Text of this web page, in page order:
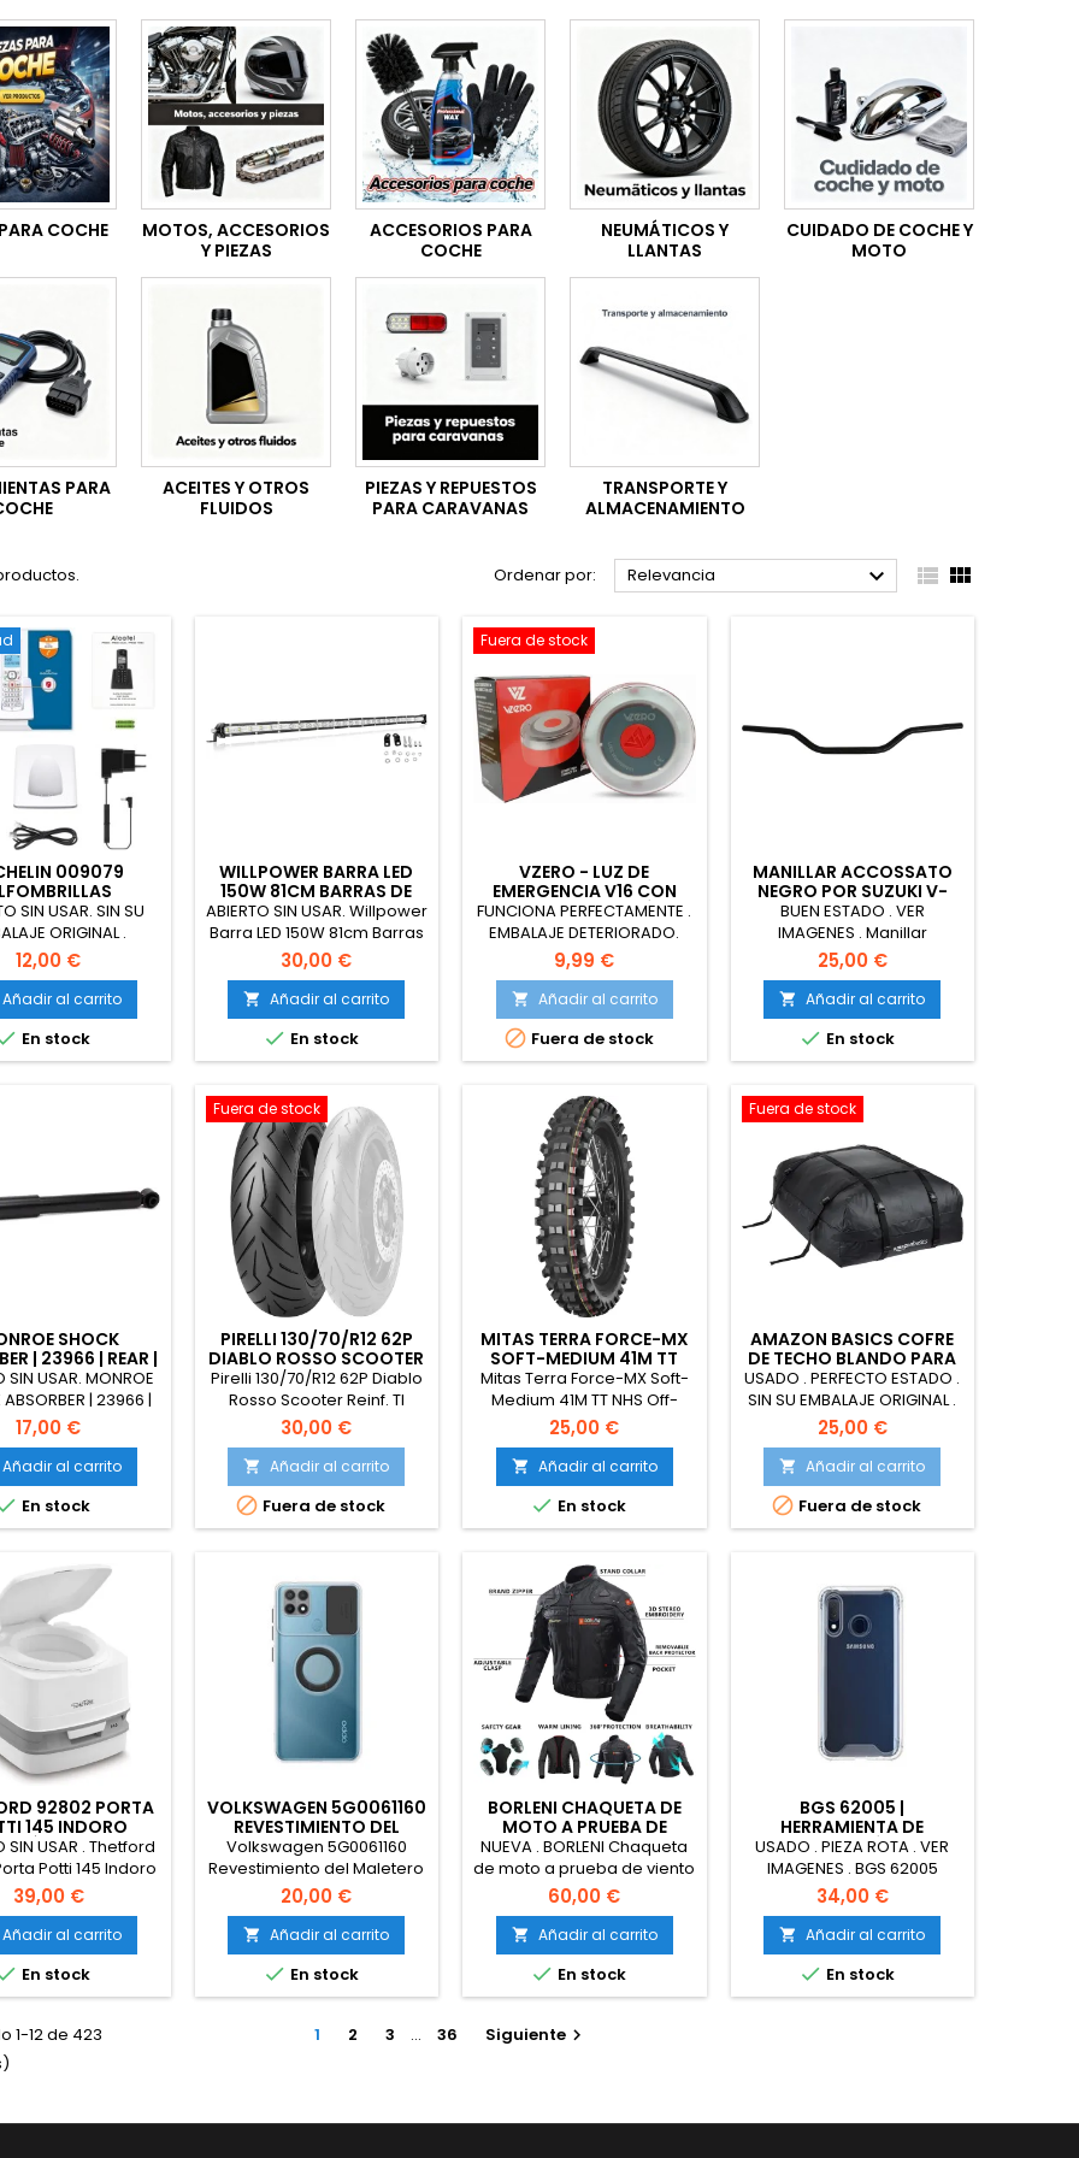
COCHE
MOTOS, ACCESORIOS
Y PIEZAS
ACCESORIOS PARA
COCHE
NEUMÁTICOS Y
LLANTAS
CUIDADO DE COCHE Y
MOTO
PARA
ACEITES Y OTROS
FLUIDOS
PIEZAS Y REPUESTOS
PARA CARAVANAS
TRANSPORTE Y
ALMACENAMIENTO
Ordenar por: Relevancia   
009079
NEGRO
SIN USAR. SIN SU
ORIGINAL .
009079 Alfombrillas
negro
12,00 €
Añadir al carrito
En stock
WILLPOWER BARRA LED
150W 81CM BARRAS DE
LUZ DE TRABAJO UNICA
FILA COMBINACIÓN
ABIERTO SIN USAR. Willpower
Barra LED 150W 81cm Barras
de Luz de Trabajo Unica Fila
Combinación de Punto
Inundación 12V 24V 6000K
Faro Led IP67 Impermeable
Foco Led Coches 4x4
Tractors Caminos Barcos
30,00 €
 Añadir al carrito
 En stock
Fuera de stock
VZERO - LUZ DE
EMERGENCIA V16 CON
GEOLOCALIZACIÓN
FUNCIONA PERFECTAMENTE .
EMBALAJE DETERIORADO.
VZero - Luz de Emergencia
V16 con Geolocalización,
Señal Homologada
Conectada con DGT 3.0,
Apta para 2026, Baliza para
Coche con eSIM Incluida,
candelas) y Sistema Eye
Protect
9,99 €
 Añadir al carrito
 Fuera de stock
MANILLAR ACCOSSATO
NEGRO POR SUZUKI V-
STROM 650
BUEN ESTADO . VER
IMAGENES . Manillar
Accossato Negro por Suzuki
V-strom 650, Curva Alta, en
aluminio, 22 mm de
diámetro
25,00 €
 Añadir al carrito
 En stock
SHOCK
| 23966 | REAR |
C2 2003-
OE-MATCHING
| SMOOTH RIDE &
CONTROL
SIN USAR. MONROE
| 23966 |
| FOR CITROËN C2
| OE-MATCHING
| SMOOTH RIDE &
CONTROL
17,00 €
Añadir al carrito
En stock
Fuera de stock
PIRELLI 130/70/R12 62P
DIABLO ROSSO SCOOTER
REINF. TL
Pirelli 130/70/R12 62P Diablo
Rosso Scooter Reinf. Tl
30,00 €
 Añadir al carrito
 Fuera de stock
MITAS TERRA FORCE-MX
SOFT-MEDIUM 41M TT
NHS OFF-ROAD FRONT
TIRE 70/100
Mitas Terra Force-MX Soft-
Medium 41M TT NHS Off-
Road Front Tire 70/100
[Clase de eficiencia
energética A+]
25,00 €
 Añadir al carrito
 En stock
Fuera de stock
AMAZON BASICS COFRE
DE TECHO BLANDO PARA
COCHE, 425L,
IMPERMEABLE
USADO . PERFECTO ESTADO .
SIN SU EMBALAJE ORIGINAL .
Amazon Basics Cofre de
Techo Blando para Coche,
425L, Impermeable, Bolsa
Portaequipajes Plegable
para Vehículos con Barras
de Techo, 8 Correas
Negro
25,00 €
 Añadir al carrito
 Fuera de stock
92802 PORTA
145 INDORO
QUBE
SIN USAR . Thetford
Potti 145 Indoro
Qube, Blanco, 330 x
x 427 mm
39,00 €
Añadir al carrito
En stock
VOLKSWAGEN 5G0061160
REVESTIMIENTO DEL
MALETERO
Volkswagen 5G0061160
Revestimiento del Maletero
20,00 €
 Añadir al carrito
 En stock
BORLENI CHAQUETA DE
MOTO A PRUEBA DE
VIENTO TALLA-L
NUEVA . BORLENI Chaqueta
de moto a prueba de viento
motocicleta .Talla L . Color
Negro , armadura de
equipo de protección
otoño invierno verano para
hombre de toda estaciòn
60,00 €
 Añadir al carrito
 En stock
BGS 62005 |
HERRAMIENTA DE
EXTRACCIÓN DE
INYECTORES DIÉSEL
USADO . PIEZA ROTA . VER
IMAGENES . BGS 62005
Herramienta de extracción
de inyectores diésel 3
piezas
34,00 €
 Añadir al carrito
 En stock
1-12 de 423
1 2 3 … 36 Siguiente